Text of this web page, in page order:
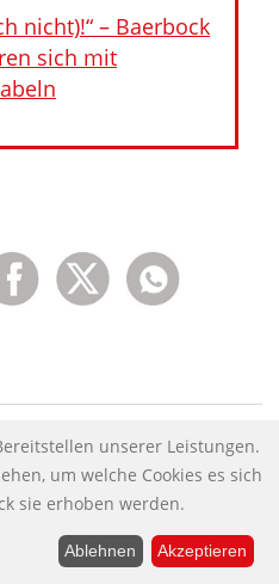
nicht)!“ – Baerbock
sich mit
Audio-Podcast
unserer Leistungen.
um welche Cookies es sich
sie erhoben werden.
Ablehnen Akzeptieren